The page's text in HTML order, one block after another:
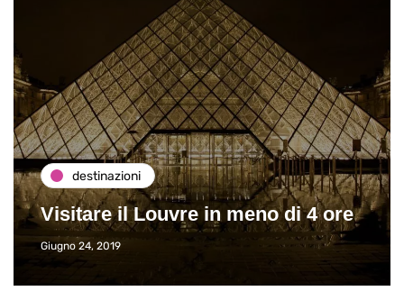
destinazioni
Visitare il Louvre in meno di 4 ore
Giugno 24, 2019